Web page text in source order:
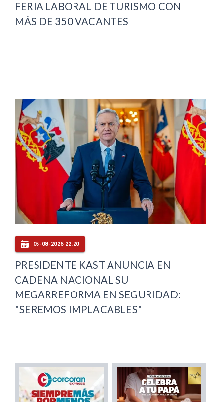
FERIA LABORAL DE TURISMO CON
MÁS DE 350 VACANTES
05-08-2026 22:20
PRESIDENTE KAST ANUNCIA EN
CADENA NACIONAL SU
MEGARREFORMA EN SEGURIDAD:
"SEREMOS IMPLACABLES"